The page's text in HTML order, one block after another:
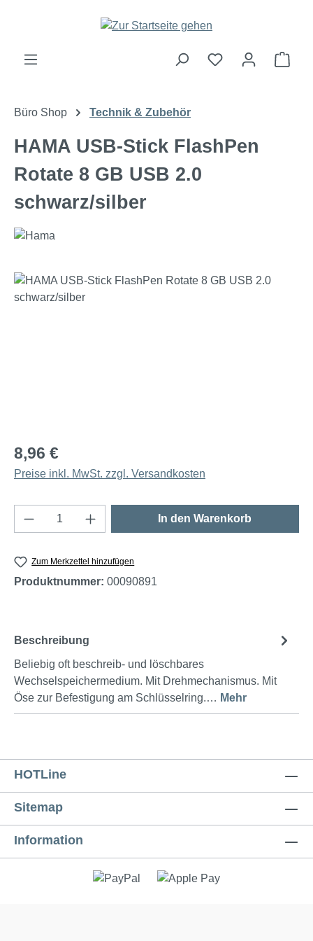
Zum Hauptinhalt springen
Büro Shop Technik & Zubehör
HAMA USB-Stick FlashPen
Rotate 8 GB USB 2.0
schwarz/silber
Bildergalerie überspringen
8,96 €
Preise inkl. MwSt. zzgl. Versandkosten
Produkt Anzahl: Gib den gewünschten
In den Warenkorb
Zum Merkzettel hinzufügen
Produktnummer: 00090891
Beschreibung
Beliebig oft beschreib- und löschbares
Wechselspeichermedium. Mit Drehmechanismus. Mit
Öse zur Befestigung am Schlüsselring.… Mehr
HOTLine
Sitemap
Information